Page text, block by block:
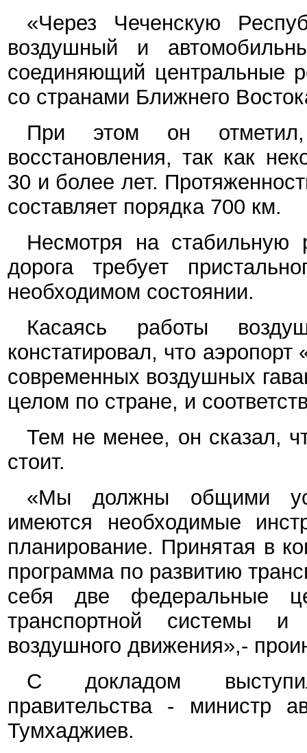
«Через Чеченскую
воздушный и
соединяющий центральные
со странами Ближнего
При этом он
восстановления, так как
30 и более лет.
составляет порядка 700 км.
Несмотря на стабильную
дорога требует
необходимом состоянии.
Касаясь работы
констатировал, что
современных воздушных
целом по стране, и
Тем не менее, он сказал,
стоит.
«Мы должны общими
имеются необходимые
планирование. Принятая в
программа по развитию
себя две федеральные
транспортной системы и
воздушного движения»,-
С докладом
правительства - министр
Тумхаджиев.